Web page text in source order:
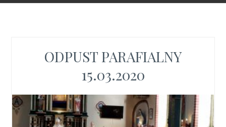
ODPUST PARAFIALNY
15.03.2020